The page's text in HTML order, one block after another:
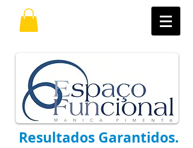
Resultados Garantidos.